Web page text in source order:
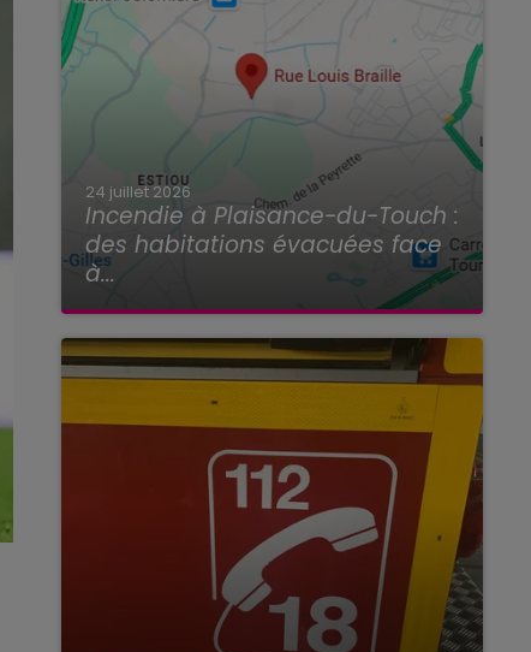
24 juillet 2026
Incendie à Plaisance-du-Touch :
des habitations évacuées face
à...